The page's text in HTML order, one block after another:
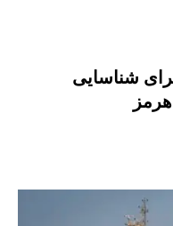
شناسایی